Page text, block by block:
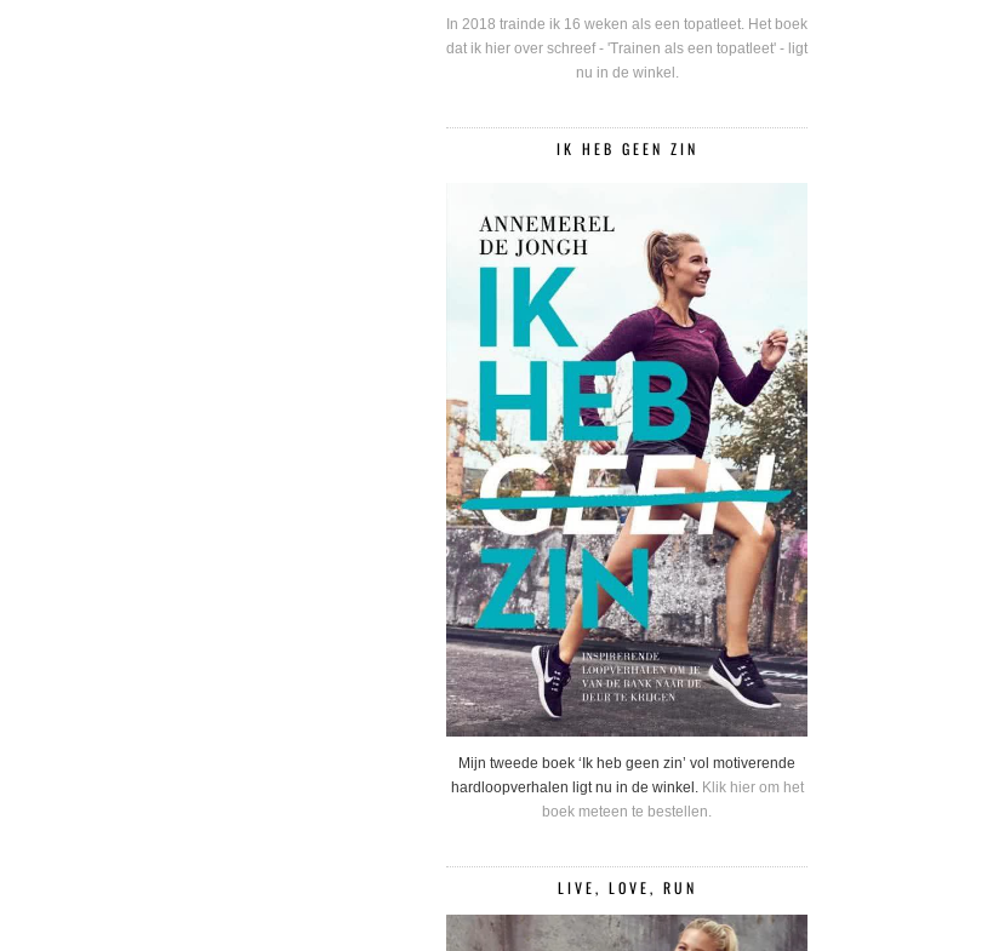
In 2018 trainde ik 16 weken als een topatleet. Het boek
dat ik hier over schreef - 'Trainen als een topatleet' - ligt
nu in de winkel.
IK HEB GEEN ZIN
Mijn tweede boek ‘Ik heb geen zin’ vol motiverende
hardloopverhalen ligt nu in de winkel. Klik hier om het
boek meteen te bestellen.
LIVE, LOVE, RUN